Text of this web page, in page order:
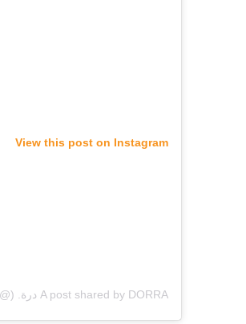
View this post on Instagram
A post shared by DORRA درة. (@dorra_zarrouk)